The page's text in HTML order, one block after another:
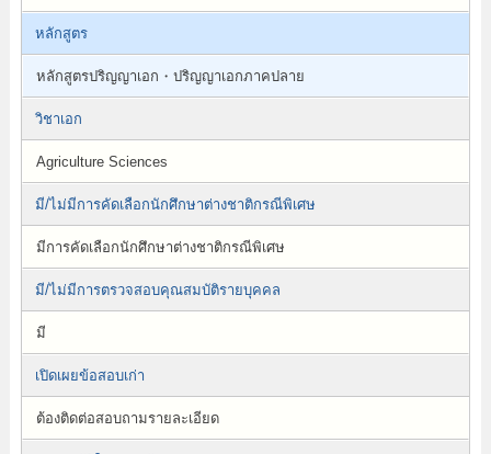
หลักสูตร
หลักสูตรปริญญาเอก・ปริญญาเอกภาคปลาย
วิชาเอก
Agriculture Sciences
มี/ไม่มีการคัดเลือกนักศึกษาต่างชาติกรณีพิเศษ
มีการคัดเลือกนักศึกษาต่างชาติกรณีพิเศษ
มี/ไม่มีการตรวจสอบคุณสมบัติรายบุคคล
มี
เปิดเผยข้อสอบเก่า
ต้องติดต่อสอบถามรายละเอียด